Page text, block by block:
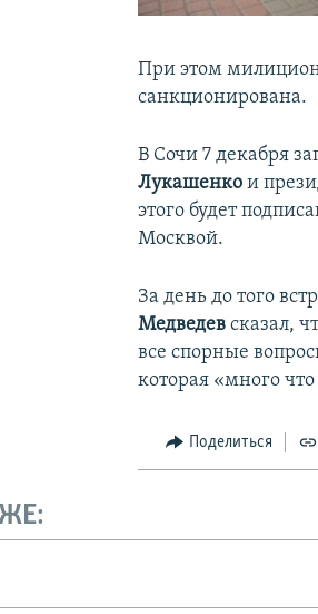
При этом
санкционирована.
В Сочи 7 декабря
Лукашенко и
этого будет
Москвой.
За день до того
Медведев сказал,
все спорные
которая «много
Поделиться